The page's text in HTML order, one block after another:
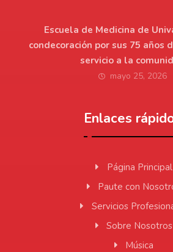
Escuela de Medicina de
condecoración por sus 75 años
servicio a la
mayo 25, 2026
Enlaces
Página Principal
Paute con
Servicios
Sobre Nosotros
Música